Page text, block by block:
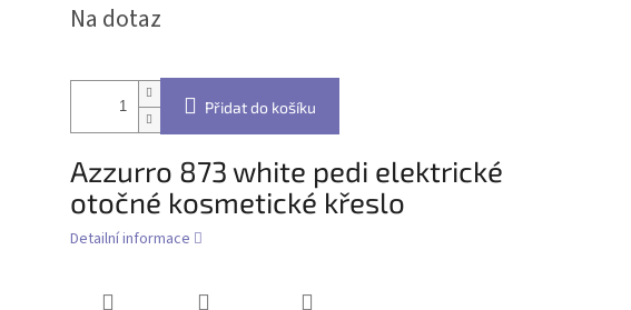
cena:
Na dotaz
Přidat do košíku
Azzurro 873 white pedi elektrické
otočné kosmetické křeslo
Detailní informace